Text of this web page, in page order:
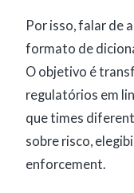
Por isso, falar de
formato de
O objetivo é
regulatórios em
que times
sobre risco,
enforcement.